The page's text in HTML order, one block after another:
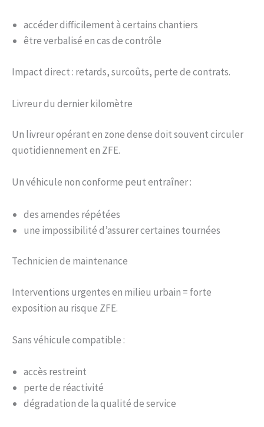
accéder difficilement à certains chantiers
être verbalisé en cas de contrôle
Impact direct : retards, surcoûts, perte de contrats.
Livreur du dernier kilomètre
Un livreur opérant en zone dense doit souvent circuler
quotidiennement en ZFE.
Un véhicule non conforme peut entraîner :
des amendes répétées
une impossibilité d’assurer certaines tournées
Technicien de maintenance
Interventions urgentes en milieu urbain = forte
exposition au risque ZFE.
Sans véhicule compatible :
accès restreint
perte de réactivité
dégradation de la qualité de service